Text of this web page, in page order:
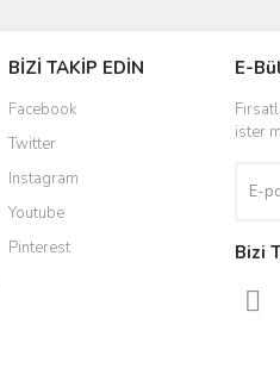
BİZİ TAKİP EDİN
Facebook
Twitter
Instagram
Youtube
Pinterest
E-
ister
Bizi